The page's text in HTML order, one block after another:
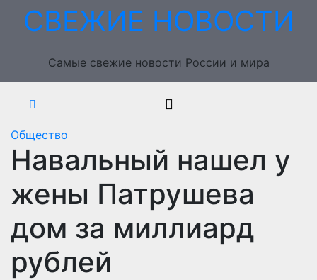
ПерейтиСВЕЖИЕ НОВОСТИ
Самые свежие новости России и мира
Общество
Навальный нашел у
жены Патрушева
дом за миллиард
рублей